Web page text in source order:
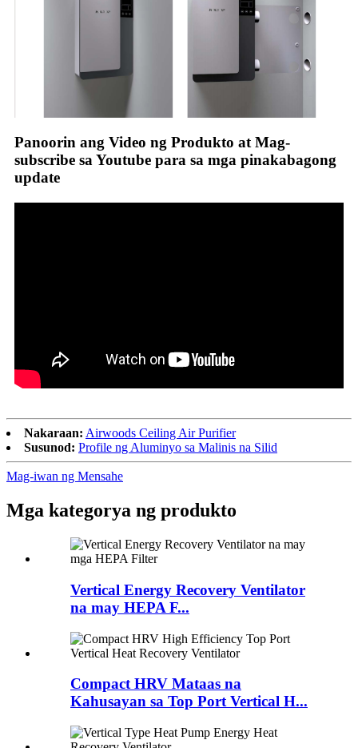
Panoorin ang Video ng Produkto at Mag-
subscribe sa Youtube para sa mga pinakabagong
update
Nakaraan: Airwoods Ceiling Air Purifier
Susunod: Profile ng Aluminyo sa Malinis na Silid
Mag-iwan ng Mensahe
Mga kategorya ng produkto
Vertical Energy Recovery Ventilator
na may HEPA F...
Compact HRV Mataas na
Kahusayan sa Top Port Vertical H...